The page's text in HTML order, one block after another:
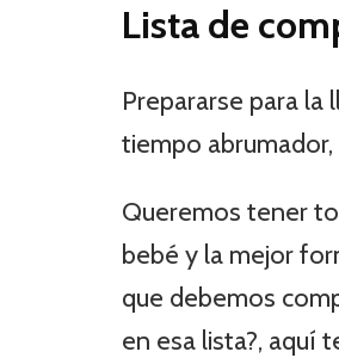
Lista de
Prepararse para
tiempo
Queremos tener
bebé y la mejor
que debemos
en esa lista?, aquí